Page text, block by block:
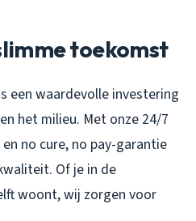
toekomst
een waardevolle investering
het milieu. Met onze 24/7
no cure, no pay-garantie
Of je in de
woont, wij zorgen voor